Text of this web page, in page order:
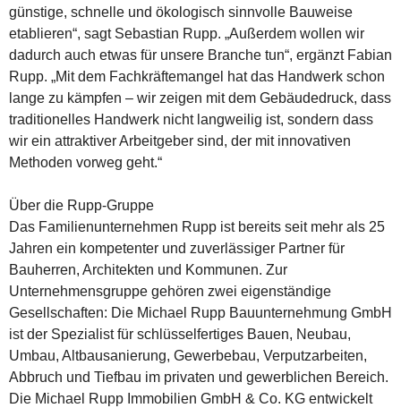
günstige, schnelle und ökologisch sinnvolle Bauweise
etablieren“, sagt Sebastian Rupp. „Außerdem wollen wir
dadurch auch etwas für unsere Branche tun“, ergänzt Fabian
Rupp. „Mit dem Fachkräftemangel hat das Handwerk schon
lange zu kämpfen – wir zeigen mit dem Gebäudedruck, dass
traditionelles Handwerk nicht langweilig ist, sondern dass
wir ein attraktiver Arbeitgeber sind, der mit innovativen
Methoden vorweg geht.“
Über die Rupp-Gruppe
Das Familienunternehmen Rupp ist bereits seit mehr als 25
Jahren ein kompetenter und zuverlässiger Partner für
Bauherren, Architekten und Kommunen. Zur
Unternehmensgruppe gehören zwei eigenständige
Gesellschaften: Die Michael Rupp Bauunternehmung GmbH
ist der Spezialist für schlüsselfertiges Bauen, Neubau,
Umbau, Altbausanierung, Gewerbebau, Verputzarbeiten,
Abbruch und Tiefbau im privaten und gewerblichen Bereich.
Die Michael Rupp Immobilien GmbH & Co. KG entwickelt